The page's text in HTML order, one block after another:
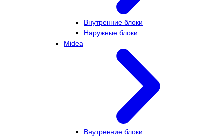
Внутренние блоки
Наружные блоки
Midea
Внутренние блоки